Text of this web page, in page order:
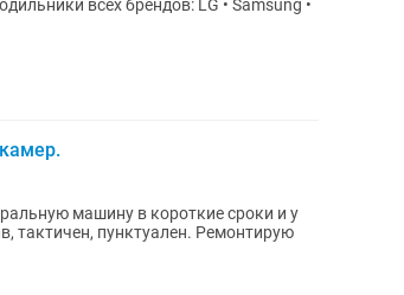
всех брендов: LG • Samsung •
машину в короткие сроки и у
тактичен, пунктуален. Ремонтирую